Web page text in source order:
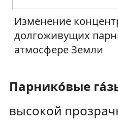
Изменение
долгоживущих
атмосфере Земли
Парнико́вые
высокой